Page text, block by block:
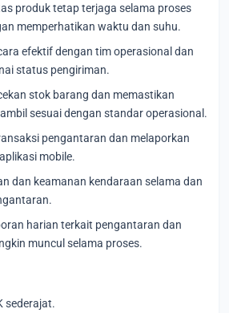
produk tetap terjaga selama proses
memperhatikan waktu dan suhu.
efektif dengan tim operasional dan
status pengiriman.
stok barang dan memastikan
sesuai dengan standar operasional.
pengantaran dan melaporkan
mobile.
dan keamanan kendaraan selama dan
harian terkait pengantaran dan
muncul selama proses.
sederajat.